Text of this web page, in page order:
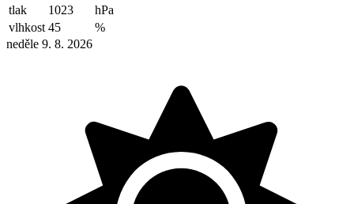
tlak
1023
hPa
vlhkost 45
%
neděle 9. 8. 2026